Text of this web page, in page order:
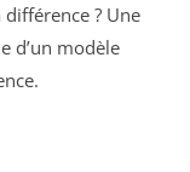
? Une
d’un modèle